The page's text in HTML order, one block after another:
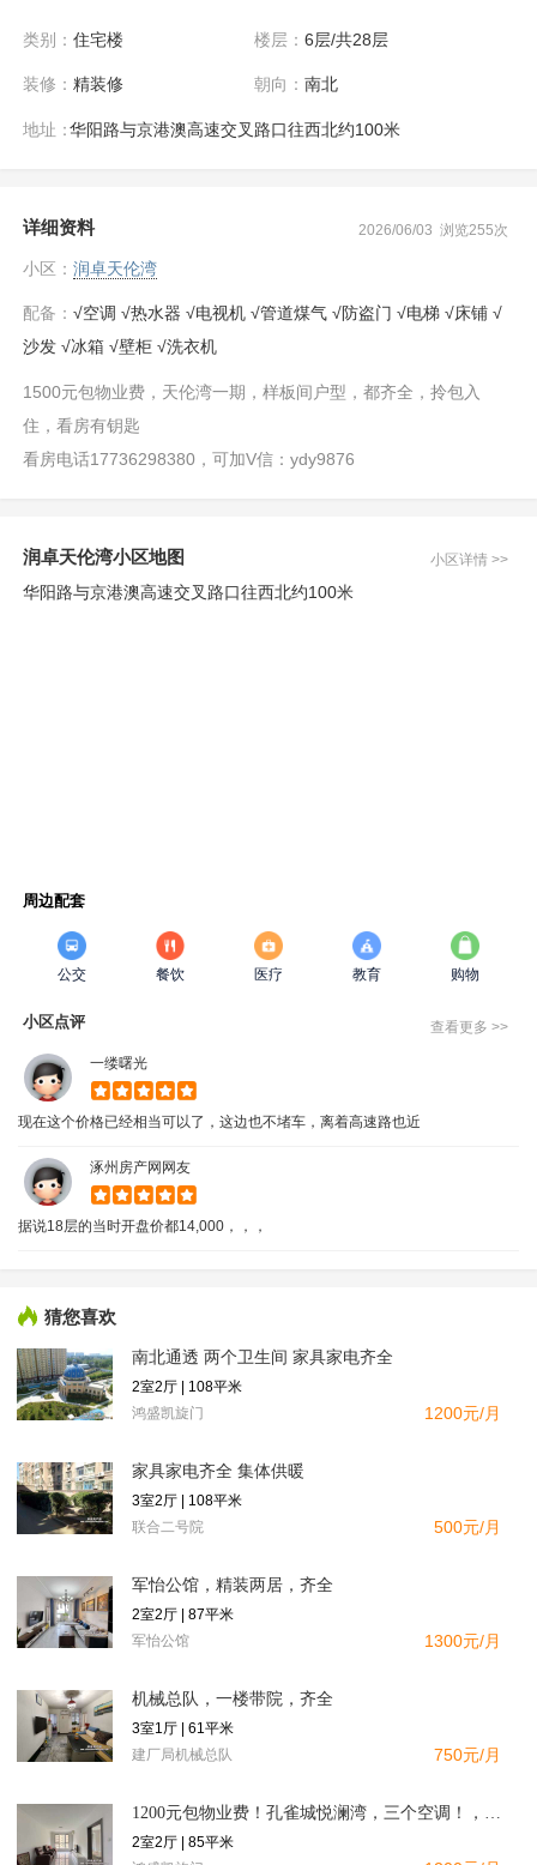
类别：住宅楼 楼层： 6层/共28层
装修：精装修 朝向： 南北
地址：华阳路与京港澳高速交叉路口往西北约100米
详细资料 2026/06/03 浏览255次
小区：润卓天伦湾
配备：√空调 √热水器 √电视机 √管道煤气 √防盗门 √电梯 √床铺 √
沙发 √冰箱 √壁柜 √洗衣机
1500元包物业费，天伦湾一期，样板间户型，都齐全，拎包入
住，看房有钥匙
看房电话17736298380，可加V信：ydy9876
润卓天伦湾小区地图 小区详情 >>
华阳路与京港澳高速交叉路口往西北约100米
周边配套
公交 餐饮 医疗 教育 购物
小区点评 查看更多 >>
一缕曙光
现在这个价格已经相当可以了，这边也不堵车，离着高速路也近
涿州房产网网友
据说18层的当时开盘价都14,000，，，
猜您喜欢
南北通透 两个卫生间 家具家电齐全
2室2厅 | 108平米
鸿盛凯旋门
1200元/月
家具家电齐全 集体供暖
3室2厅 | 108平米
联合二号院
500元/月
军怡公馆，精装两居，齐全
2室2厅 | 87平米
军怡公馆
1300元/月
机械总队，一楼带院，齐全
3室1厅 | 61平米
建厂局机械总队
750元/月
2室2厅 | 85平米